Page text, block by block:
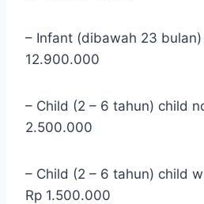
– Infant (dibawah 23
12.900.000
– Child (2 – 6 tahun) child
2.500.000
– Child (2 – 6 tahun) child
Rp 1.500.000